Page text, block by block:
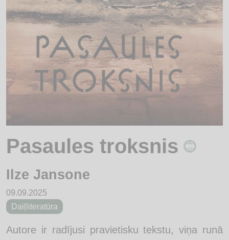
Pasaules troksnis
Ilze Jansone
09.09.2025
Daiļliteratūra
Autore ir radījusi pravietisku tekstu, viņa runā